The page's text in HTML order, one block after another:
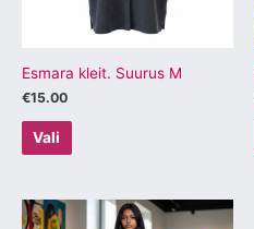
Esmara kleit. Suurus M
€15.00
Vali
saab
teha
tootelehel.